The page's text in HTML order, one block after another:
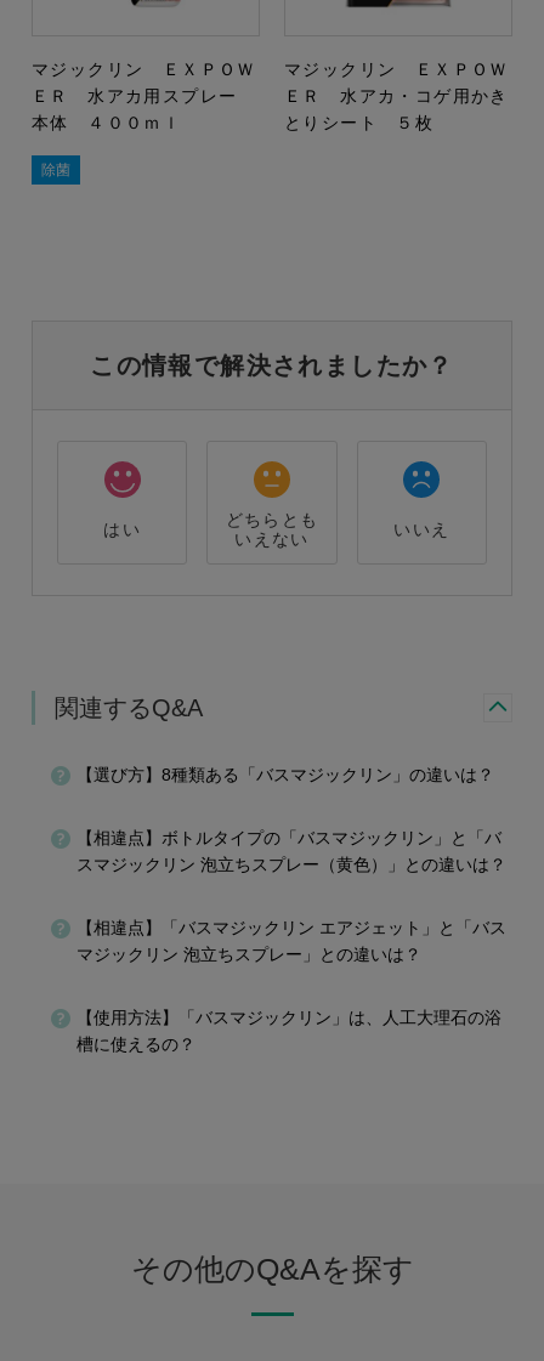
マジックリン ＥＸＰＯＷ
ＥＲ 水アカ用スプレー
本体 ４００ｍｌ
除菌
マジックリン ＥＸＰＯＷ
ＥＲ 水アカ・コゲ用かき
とりシート ５枚
この情報で解決されましたか？
はい
どちらとも
いえない
いいえ
関連するQ&A
【選び方】8種類ある「バスマジックリン」の違いは？
【相違点】ボトルタイプの「バスマジックリン」と「バ
スマジックリン 泡立ちスプレー（黄色）」との違いは？
【相違点】「バスマジックリン エアジェット」と「バス
マジックリン 泡立ちスプレー」との違いは？
【使用方法】「バスマジックリン」は、人工大理石の浴
槽に使えるの？
その他のQ&Aを探す